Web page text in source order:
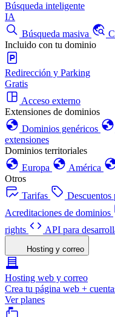
Búsqueda inteligente
IA
Búsqueda masiva
Incluido con tu dominio
Redirección y Parking
Gratis
Acceso externo
Extensiones de dominios
Dominios genéricos
extensiones
Dominios territoriales
Europa
América
Otros
Tarifas
Descuentos
Acreditaciones de dominios
rights
API para
Hosting y correo
Hosting web y correo
Crea tu página web +
Ver planes